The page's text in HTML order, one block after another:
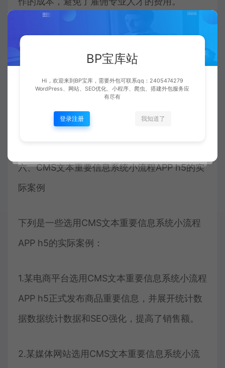
3.提高选用者体验：CMS文本重要信息系统小
4.改善SEO效果：CMS文本重要信息系统小流
程APP h5能展开SEO强化，提高中文网站或应
用流程的搜索排名。
六、CMS文本重要信息系统小流程APP h5的实
际案例
下列是一些选用CMS文本重要信息系统小流程
APP h5的实际案例：
1.某电商平台选用CMS文本重要信息系统小流程
APP h5正式发布商品重要信息，并展开统计数
据数据统计数据和SEO强化，提高了销售额。
2.某媒体网站选用CMS文本重要信息系统小流
BP宝库站
Hi，欢迎来到BP宝库，需要外包可联系qq：2405474279
WordPress、网站、SEO优化、小程序、爬虫、搭建外包服务应
有尽有
登录注册 我知道了